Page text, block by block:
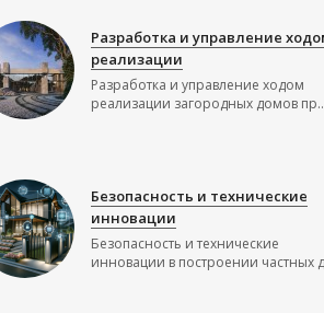
Разработка и управление
реализации
Разработка и управление ходом
реализации загородных домов
Безопасность и технические
инновации
Безопасность и технические
инновации в построении частных